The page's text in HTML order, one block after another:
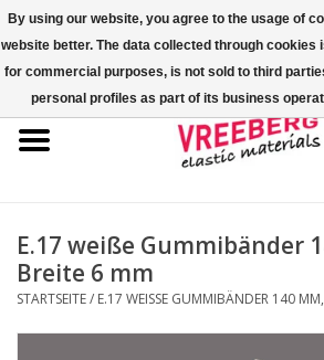
Startseite
Bunte Gummibänder
Gummispannseile
E.17 weiße Gummibänder
Breite 6 mm
STARTSEITE/ E.17 WEISSE GUMMIBÄNDER 140 MM,
By using our website, you agree to the usage of
website better. The data collected through cookies
for commercial purposes, is not sold to third
personal profiles as part of its business